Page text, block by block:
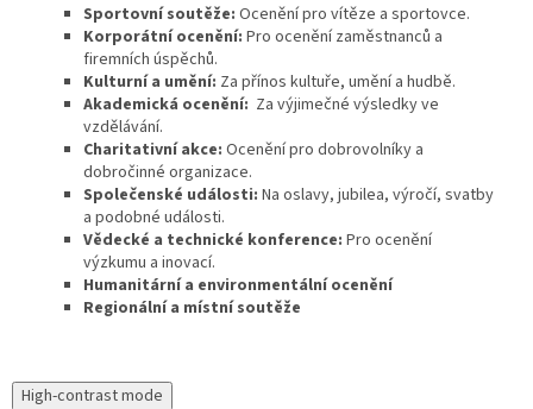
Sportovní soutěže: Ocenění pro vítěze a sportovce.
Korporátní ocenění: Pro ocenění zaměstnanců a
firemních úspěchů.
Kulturní a umění: Za přínos kultuře, umění a hudbě.
Akademická ocenění: Za výjimečné výsledky ve
vzdělávání.
Charitativní akce: Ocenění pro dobrovolníky a
dobročinné organizace.
Společenské události: Na oslavy, jubilea, výročí, svatby
a podobné události.
Vědecké a technické konference: Pro ocenění
výzkumu a inovací.
Humanitární a environmentální ocenění
Regionální a místní soutěže
High-contrast mode